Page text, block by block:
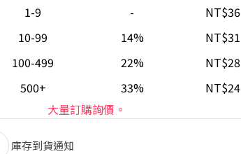
1-9
-
NT$36
10-99
14%
NT$31
100-499
22%
NT$28
500+
33%
NT$24
大量訂購詢價。
庫存到貨通知